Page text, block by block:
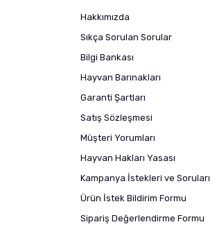
Hakkımızda
Sıkça Sorulan Sorular
Bilgi Bankası
Hayvan Barınakları
Garanti Şartları
Satış Sözleşmesi
Müşteri Yorumları
Hayvan Hakları Yasası
Kampanya İstekleri ve Soruları
Ürün İstek Bildirim Formu
Sipariş Değerlendirme Formu